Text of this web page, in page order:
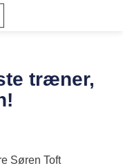
træner,
Søren Toft